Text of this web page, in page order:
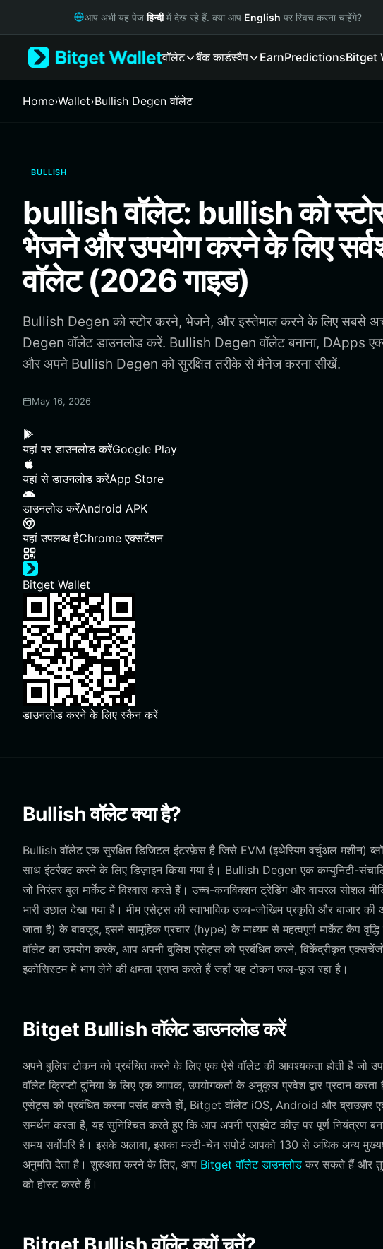
Русский
Italiano
繁體中文
Bahasa Indonesia
ภาษาไทย
Español
Português (Brasil)
Español (Argentina)
आप अभी यह पेजहिन्दीमें देख रहे हैं. क्या आप English पर स्विच करना चाहेंगे?
वॉलेट बैंक कार्डस्वैप EarnPredictionsBitget
Home›Wallet›Bullish Degen वॉलेट
BULLISH
bullish वॉलेट: bullish को
भेजने और उपयोग करने के लिए
वॉलेट (2026 गाइड)
Bullish Degen को स्टोर करने, भेजने, और इस्तेमाल करने के लिए सबसे
Degen वॉलेट डाउनलोड करें. Bullish Degen वॉलेट बनाना, DApps
और अपने Bullish Degen को सुरक्षित तरीके से मैनेज करना सीखें.
May 16, 2026
यहां पर डाउनलोड करेंGoogle Play
यहां से डाउनलोड करेंApp Store
डाउनलोड करेंAndroid APK
यहां उपलब्ध हैChrome एक्सटेंशन
Bitget Wallet
डाउनलोड करने के लिए स्कैन करें
Bullish वॉलेट क्या है?
Bullish वॉलेट एक सुरक्षित डिजिटल इंटरफ़ेस है जिसे EVM (इथेरियम वर्चुअल मशीन)
साथ इंटरैक्ट करने के लिए डिज़ाइन किया गया है। Bullish Degen एक कम्युनिटी-
जो निरंतर बुल मार्केट में विश्वास करते हैं। उच्च-कनविक्शन ट्रेडिंग और वायरल सोशल
भारी उछाल देखा गया है। मीम एसेट्स की स्वाभाविक उच्च-जोखिम प्रकृति और
जाता है) के बावजूद, इसने सामूहिक प्रचार (hype) के माध्यम से महत्वपूर्ण मार्केट कैप
वॉलेट का उपयोग करके, आप अपनी बुलिश एसेट्स को प्रबंधित करने, विकेंद्रीकृत
इकोसिस्टम में भाग लेने की क्षमता प्राप्त करते हैं जहाँ यह टोकन फल-फूल रहा है।
Bitget Bullish वॉलेट डाउनलोड करें
अपने बुलिश टोकन को प्रबंधित करने के लिए एक ऐसे वॉलेट की आवश्यकता होती है जो
वॉलेट क्रिप्टो दुनिया के लिए एक व्यापक, उपयोगकर्ता के अनुकूल प्रवेश द्वार प्रदान
एसेट्स को प्रबंधित करना पसंद करते हों, Bitget वॉलेट iOS, Android और
समर्थन करता है, यह सुनिश्चित करते हुए कि आप अपनी प्राइवेट कीज़ पर पूर्ण नियंत्रण
समय सर्वोपरि है। इसके अलावा, इसका मल्टी-चेन सपोर्ट आपको 130 से अधिक अन्य
अनुमति देता है। शुरुआत करने के लिए, आप Bitget वॉलेट डाउनलोड कर सकते हैं और
को होस्ट करते हैं।